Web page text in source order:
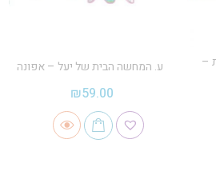
–
ע. המחשה הבית של יעל – אפונה
₪59.00